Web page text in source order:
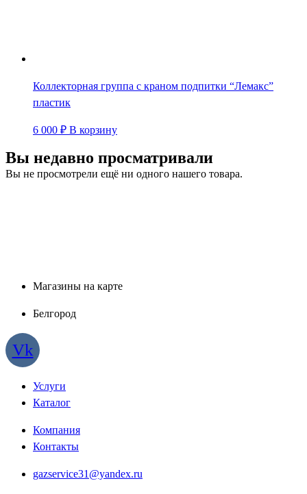
Коллекторная группа с краном подпитки “Лемакс”
пластик
6 000 ₽ В корзину
Вы недавно просматривали
Вы не просмотрели ещё ни одного нашего товара.
Магазины на карте
Белгород
Vk
Услуги
Каталог
Компания
Контакты
gazservice31@yandex.ru